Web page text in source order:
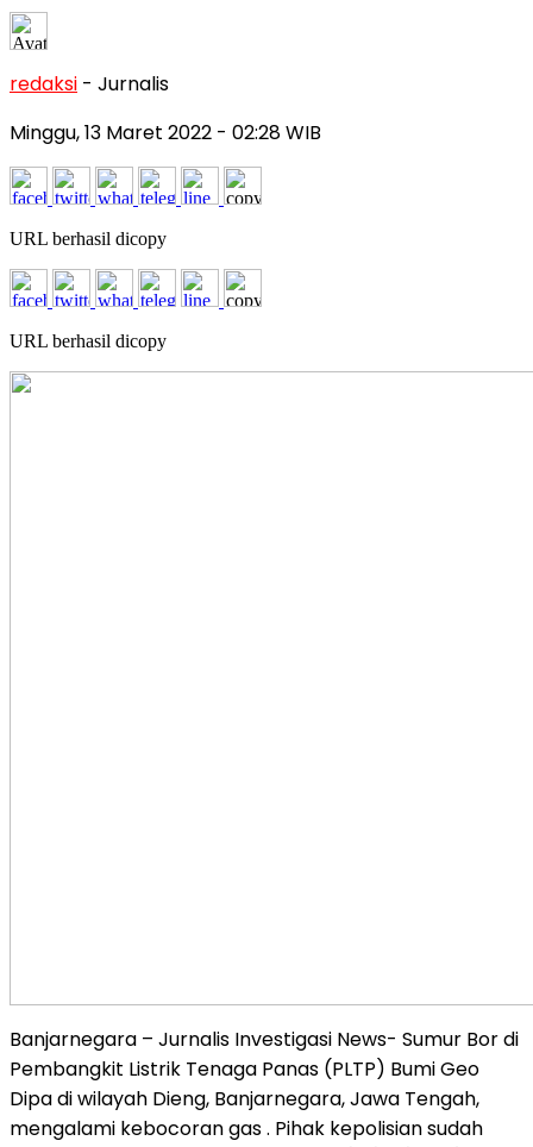
redaksi - Jurnalis
Minggu, 13 Maret 2022 - 02:28 WIB
URL berhasil dicopy
URL berhasil dicopy
Banjarnegara – Jurnalis Investigasi News- Sumur Bor di
Pembangkit Listrik Tenaga Panas (PLTP) Bumi Geo
Dipa di wilayah Dieng, Banjarnegara, Jawa Tengah,
mengalami kebocoran gas . Pihak kepolisian sudah